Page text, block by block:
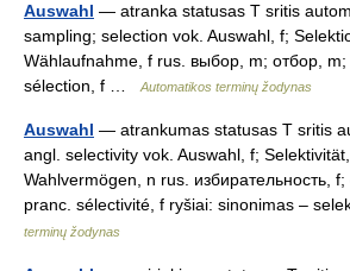
Auswahl — atranka statusas T sritis
sampling; selection vok. Auswahl, f;
Wählaufnahme, f rus. выбор, m; отбор, m;
sélection, f …
Automatikos terminų žodynas
Auswahl — atrankumas statusas T sritis
angl. selectivity vok. Auswahl, f;
Wahlvermögen, n rus. избирательность, f;
pranc. sélectivité, f ryšiai: sinonimas –
terminų žodynas